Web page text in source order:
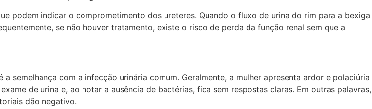
podem indicar o comprometimento dos ureteres. Quando o fluxo de urina do rim para a bexiga
se não houver tratamento, existe o risco de perda da função renal sem que a
semelhança com a infecção urinária comum. Geralmente, a mulher apresenta ardor e polaciúria
de urina e, ao notar a ausência de bactérias, fica sem respostas claras. Em outras palavras,
dão negativo.